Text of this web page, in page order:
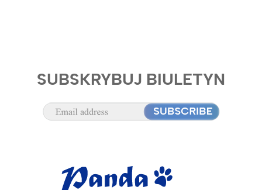
SUBSKRYBUJ BIULETYN